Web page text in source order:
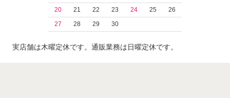
20
21 22 23 24 25
26
27
28 29 30
実店舗は木曜定休です。通販業務は日曜定休です。